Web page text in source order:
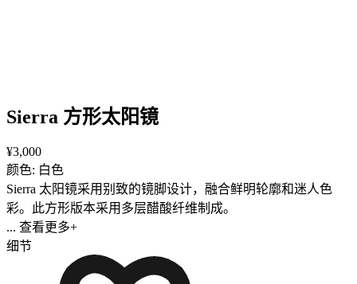
Sierra 方形太阳镜
¥3,000
颜色: 白色
Sierra 太阳镜采用别致的镜脚设计，融合鲜明轮廓和迷人色
彩。此方形版本采用多层醋酸纤维制成。
... 查看更多+
细节